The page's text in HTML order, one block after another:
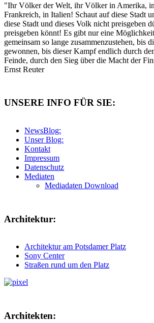
"Ihr Völker der Welt, ihr Völker in Amerika,
Frankreich, in Italien! Schaut auf diese Stadt
diese Stadt und dieses Volk nicht preisgeben
preisgeben könnt! Es gibt nur eine
gemeinsam so lange zusammenzustehen, bis
gewonnen, bis dieser Kampf endlich durch
Feinde, durch den Sieg über die Macht der
Ernst Reuter
UNSERE INFO FÜR SIE:
NewsBlog:
Unser Blog:
Kontakt
Impressum
Datenschutz
Mediaten
Mediadaten Download
Architektur:
Architektur am Potsdamer Platz
Sony Center
Straßen rund um den Platz
Architekten: